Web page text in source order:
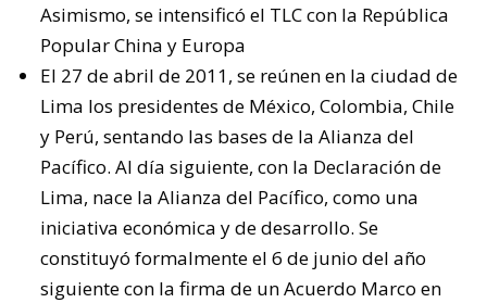
Asimismo, se intensificó el TLC con la República
Popular China y Europa
El 27 de abril de 2011, se reúnen en la ciudad de
Lima los presidentes de México, Colombia, Chile
y Perú, sentando las bases de la Alianza del
Pacífico. Al día siguiente, con la Declaración de
Lima, nace la Alianza del Pacífico, como una
iniciativa económica y de desarrollo. Se
constituyó formalmente el 6 de junio del año
siguiente con la firma de un Acuerdo Marco en